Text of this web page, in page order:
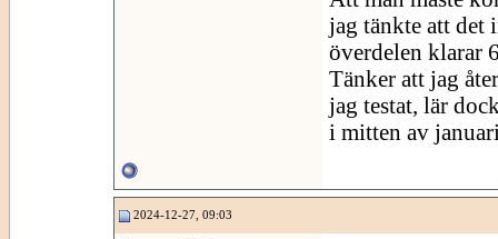
jag tänkte att det
överdelen klarar
Tänker att jag
jag testat, lär
i mitten av
2024-12-27, 09:03